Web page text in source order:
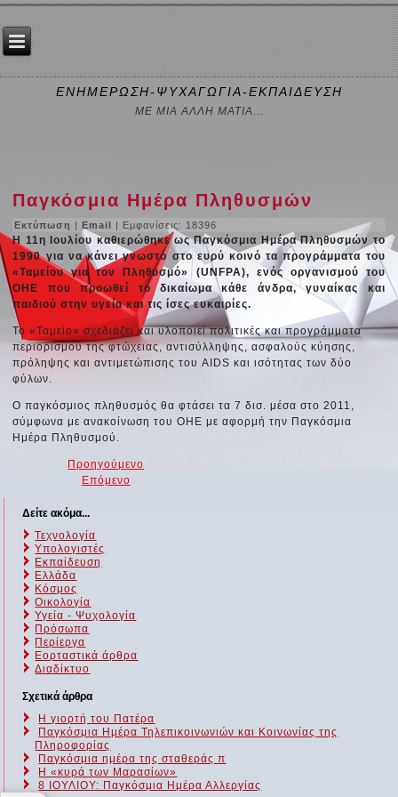
ΕΝΗΜΕΡΩΣΗ-ΨΥΧΑΓΩΓΙΑ-ΕΚΠΑΙΔΕΥΣΗ
ΜΕ ΜΙΑ ΑΛΛΗ ΜΑΤΙΑ...
Παγκόσμια Ημέρα Πληθυσμών
Εκτύπωση |Email | Εμφανίσεις: 18396
Η 11η Ιουλίου καθιερώθηκε ως Παγκόσμια Ημέρα Πληθυσμών το
1990 για να κάνει γνωστό στο ευρύ κοινό τα προγράμματα του
«Ταμείου για τον Πληθυσμό» (UNFPA), ενός οργανισμού του
ΟΗΕ που προωθεί το δικαίωμα κάθε άνδρα, γυναίκας και
παιδιού στην υγεία και τις ίσες ευκαιρίες.
Το «Ταμείο» σχεδιάζει και υλοποιεί πολιτικές και προγράμματα
περιορισμού της φτώχειας, αντισύλληψης, ασφαλούς κύησης,
πρόληψης και αντιμετώπισης του AIDS και ισότητας των δύο
φύλων.
Ο παγκόσμιος πληθυσμός θα φτάσει τα 7 δισ. μέσα στο 2011,
σύμφωνα με ανακοίνωση του ΟΗΕ με αφορμή την Παγκόσμια
Ημέρα Πληθυσμού.
Προηγούμενο
Επόμενο
Δείτε ακόμα...
Τεχνολογία
Υπολογιστές
Εκπαίδευση
Ελλάδα
Κόσμος
Οικολογία
Υγεία - Ψυχολογία
Πρόσωπα
Περίεργα
Εορταστικά άρθρα
Διαδίκτυο
Σχετικά άρθρα
Η γιορτή του Πατέρα
Παγκόσμια Ημέρα Τηλεπικοινωνιών και Κοινωνίας της
Πληροφορίας
Παγκόσμια ημέρα της σταθεράς π
Η «κυρά των Μαρασίων»
8 ΙΟΥΛΙΟΥ: Παγκόσμια Ημέρα Αλλεργίας